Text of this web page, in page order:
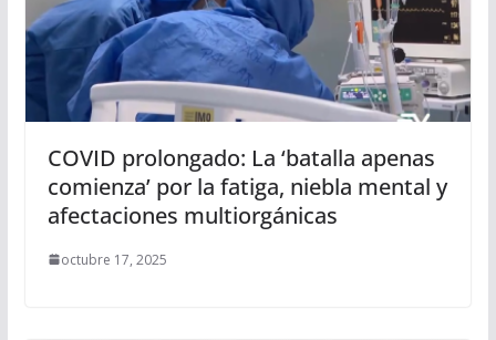
COVID prolongado: La ‘batalla apenas
comienza’ por la fatiga, niebla mental y
afectaciones multiorgánicas
octubre 17, 2025